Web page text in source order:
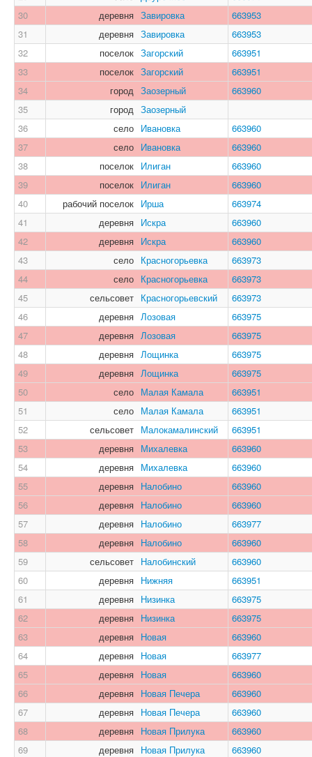
30
деревня Завировка
663953
31
деревня Завировка
663953
32
поселок Загорский
663951
33
поселок Загорский
663951
34
город Заозерный
663960
35
город Заозерный
36
село Ивановка
663960
37
село Ивановка
663960
38
поселок Илиган
663960
39
поселок Илиган
663960
40
рабочий поселок Ирша
663974
41
деревня Искра
663960
42
деревня Искра
663960
43
село Красногорьевка
663973
44
село Красногорьевка
663973
45
сельсовет Красногорьевский
663973
46
деревня Лозовая
663975
47
деревня Лозовая
663975
48
деревня Лощинка
663975
49
деревня Лощинка
663975
50
село Малая Камала
663951
51
село Малая Камала
663951
52
сельсовет Малокамалинский
663951
53
деревня Михалевка
663960
54
деревня Михалевка
663960
55
деревня Налобино
663960
56
деревня Налобино
663960
57
деревня Налобино
663977
58
деревня Налобино
663960
59
сельсовет Налобинский
663960
60
деревня Нижняя
663951
61
деревня Низинка
663975
62
деревня Низинка
663975
63
деревня Новая
663960
64
деревня Новая
663977
65
деревня Новая
663960
66
деревня Новая Печера
663960
67
деревня Новая Печера
663960
68
деревня Новая Прилука
663960
69
деревня Новая Прилука
663960